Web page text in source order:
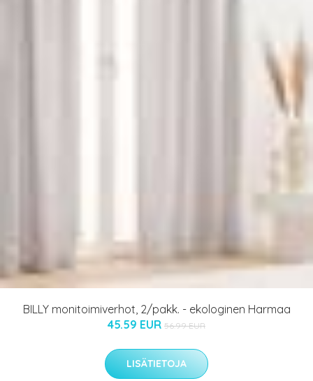
BILLY monitoimiverhot, 2/pakk. - ekologinen Harmaa
45.59 EUR 56.99 EUR
LISÄTIETOJA